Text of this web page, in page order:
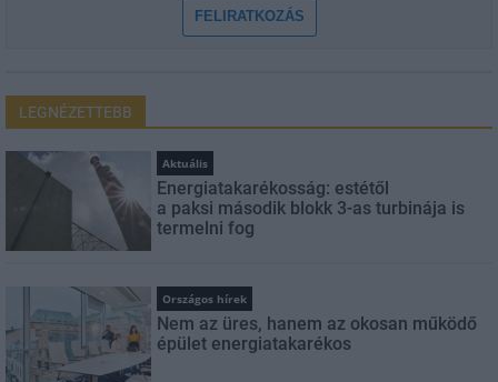
FELIRATKOZÁS
LEGNÉZETTEBB
Aktuális
Energiatakarékosság: estétől
a paksi második blokk 3-as turbinája is
termelni fog
Országos hírek
Nem az üres, hanem az okosan működő
épület energiatakarékos